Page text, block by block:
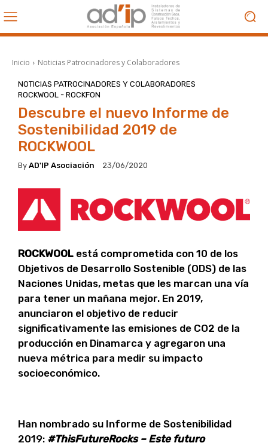
Inicio Noticias Patrocinadores y Colaboradores
NOTICIAS PATROCINADORES Y COLABORADORES
ROCKWOOL - ROCKFON
Descubre el nuevo Informe de
Sostenibilidad 2019 de
ROCKWOOL
By AD'IP Asociación 23/06/2020
ROCKWOOL está comprometida con 10 de los
Objetivos de Desarrollo Sostenible (ODS) de las
Naciones Unidas, metas que les marcan una vía
para tener un mañana mejor. En 2019,
anunciaron el objetivo de reducir
significativamente las emisiones de CO2 de la
producción en Dinamarca y agregaron una
nueva métrica para medir su impacto
socioeconómico.
Han nombrado su Informe de Sostenibilidad
2019: #ThisFutureRocks – Este futuro